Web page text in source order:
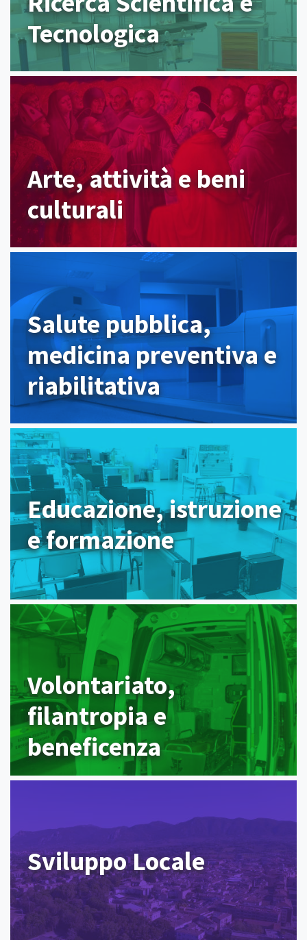
Tecnologica
Arte, attività e beni
culturali
Salute pubblica,
medicina preventiva e
riabilitativa
Educazione, istruzione
e formazione
Volontariato,
filantropia e
beneficenza
Sviluppo Locale